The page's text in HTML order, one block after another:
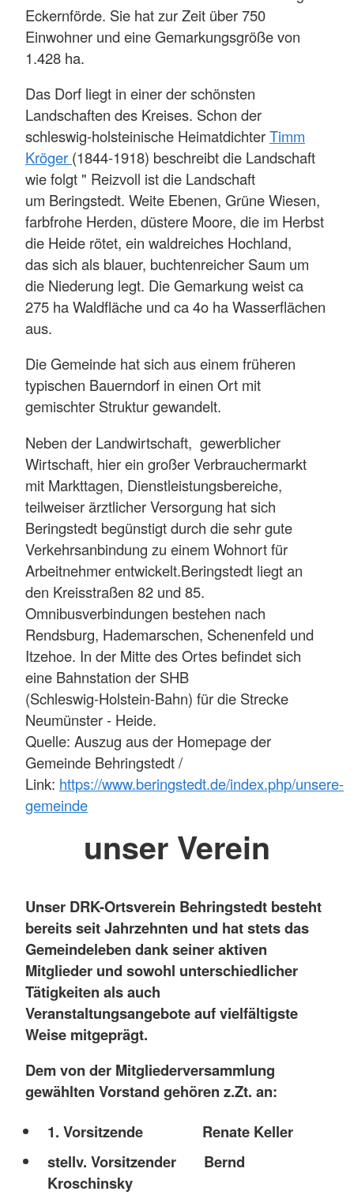
Eckernförde. Sie hat zur Zeit über 750
Einwohner und eine Gemarkungsgröße von
1.428 ha.
Das Dorf liegt in einer der schönsten
Landschaften des Kreises. Schon der
schleswig-holsteinische HeimatdichterTimm
Kröger (1844-1918) beschreibt die Landschaft
wie folgt " Reizvoll ist die Landschaft
um Beringstedt. Weite Ebenen, Grüne Wiesen,
farbfrohe Herden, düstere Moore, die im Herbst
die Heide rötet, ein waldreiches Hochland,
das sich als blauer, buchtenreicher Saum um
die Niederung legt. Die Gemarkung weist ca
275 ha Waldfläche und ca 4o ha Wasserflächen
aus.
Die Gemeinde hat sich aus einem früheren
typischen Bauerndorf in einen Ort mit
gemischter Struktur gewandelt.
Neben der Landwirtschaft, gewerblicher
Wirtschaft, hier ein großer Verbrauchermarkt
mit Markttagen, Dienstleistungsbereiche,
teilweiser ärztlicher Versorgung hat sich
Beringstedt begünstigt durch die sehr gute
Verkehrsanbindung zu einem Wohnort für
Arbeitnehmer entwickelt.Beringstedt liegt an
den Kreisstraßen 82 und 85.
Omnibusverbindungen bestehen nach
Rendsburg, Hademarschen, Schenenfeld und
Itzehoe. In der Mitte des Ortes befindet sich
eine Bahnstation der SHB
(Schleswig-Holstein-Bahn) für die Strecke
Neumünster - Heide.
Quelle: Auszug aus der Homepage der
Gemeinde Behringstedt /
Link: https://www.beringstedt.de/index.php/unsere-
gemeinde
unser Verein
Unser DRK-Ortsverein Behringstedt besteht
bereits seit Jahrzehnten und hat stets das
Gemeindeleben dank seiner aktiven
Mitglieder und sowohl unterschiedlicher
Tätigkeiten als auch
Veranstaltungsangebote auf vielfältigste
Weise mitgeprägt.
Dem von der Mitgliederversammlung
gewählten Vorstand gehören z.Zt. an:
1. Vorsitzende Renate Keller
stellv. Vorsitzender Bernd
Kroschinsky